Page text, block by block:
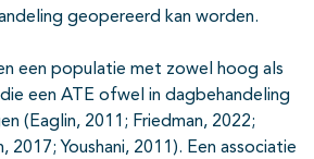
geopereerd kan worden.
een populatie met zowel hoog als
een ATE ofwel in dagbehandeling
(Eaglin, 2011; Friedman, 2022;
2017; Youshani, 2011). Een associatie